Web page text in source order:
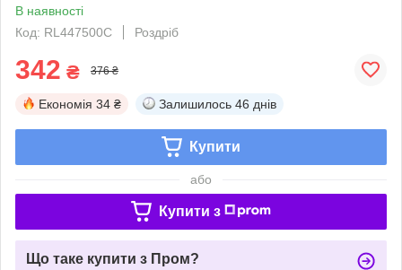
В наявності
Код: RL447500C
Роздріб
342 ₴ 376 ₴
Економія 34 ₴ Залишилось 46 днів
Купити
або
Купити з
Що таке купити з Пром?